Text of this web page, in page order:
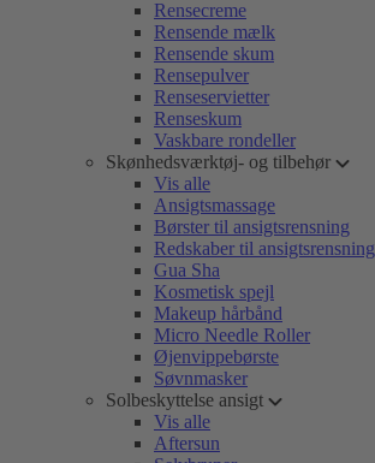
Rensecreme
Rensende mælk
Rensende skum
Rensepulver
Renseservietter
Renseskum
Vaskbare rondeller
Skønhedsværktøj- og tilbehør
Vis alle
Ansigtsmassage
Børster til ansigtsrensning
Redskaber til ansigtsrensning
Gua Sha
Kosmetisk spejl
Makeup hårbånd
Micro Needle Roller
Øjenvippebørste
Søvnmasker
Solbeskyttelse ansigt
Vis alle
Aftersun